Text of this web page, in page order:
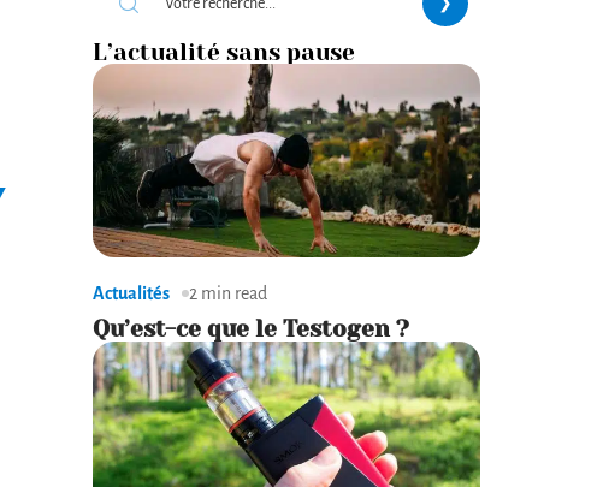
L’actualité sans pause
Actualités 2 min read
Qu’est-ce que le Testogen ?